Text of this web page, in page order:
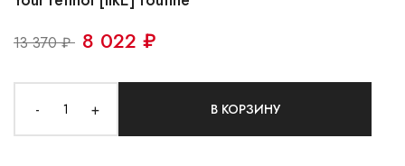
13 370 ₽ 8 022 ₽
- + В КОРЗИНУ